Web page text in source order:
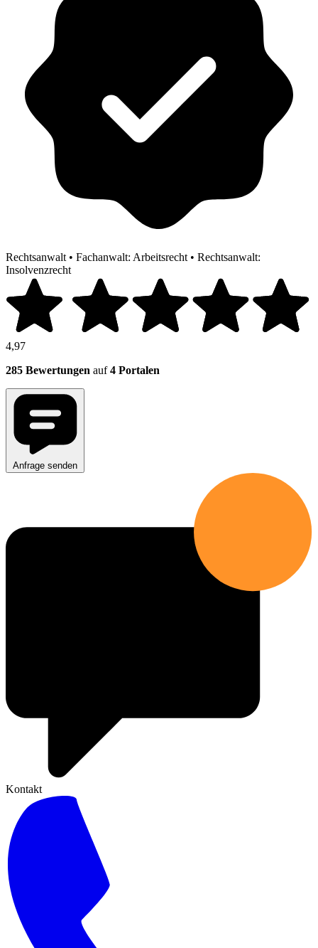
Rechtsanwalt • Fachanwalt: Arbeitsrecht • Rechtsanwalt:
Insolvenzrecht
4,97
285 Bewertungen auf4 Portalen
Anfrage senden
Kontakt